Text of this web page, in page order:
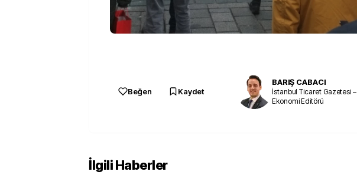
Beğen Kaydet
BARIŞ CABACI
İstanbul Ticaret Gazetesi –
Ekonomi Editörü
İlgili Haberler